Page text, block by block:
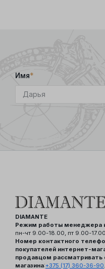
Имя*
DIAMANTE
Режим работы менеджера
пн-чт 9.00-18.00, пт 9.00-
Номер контактного
покупателей интернет-
продавцом рассматривать
магазина:+375 (17) 360-36-90